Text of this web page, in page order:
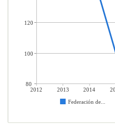
2012 2013 2014
Federación de...
120
100
80